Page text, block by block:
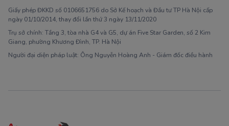
Giấy phép ĐKKD số 0106651756 do Sở Kế hoạch và Đầu tư TP Hà Nội cấp
ngày 01/10/2014, thay đổi lần thứ 3 ngày 13/11/2020
Trụ sở chính: Tầng 3, tòa nhà G4 và G5, dự án Five Star Garden, số 2 Kim
Giang, phường Khương Đình, TP. Hà Nội
Người đại diện pháp luật: Ông Nguyễn Hoàng Anh - Giám đốc điều hành